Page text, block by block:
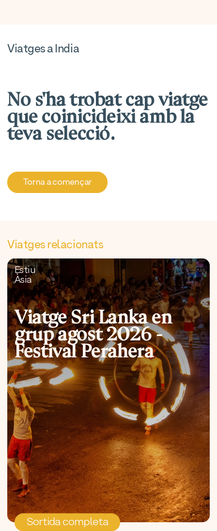
Viatges a India
No s'ha trobat cap viatge
que coinicideixi amb la
teva selecció.
Torna a començar
Viatges relacionats
Estiu
Àsia
Viatge Sri Lanka en
grup agost 2026 -
Festival Perahera
Sortida completa